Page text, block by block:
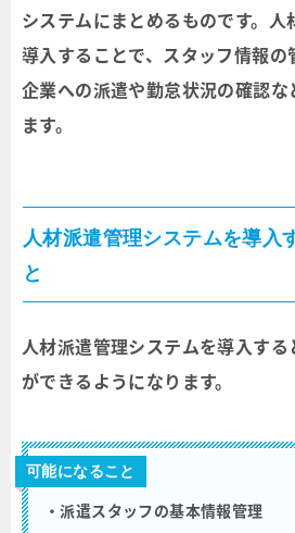
システムにまとめるものです。
導入することで、スタッフ情報の
企業への派遣や勤怠状況の確認な
ます。
人材派遣管理システムを導入
と
人材派遣管理システムを導入する
ができるようになります。
可能になること
・派遣スタッフの基本情報管理